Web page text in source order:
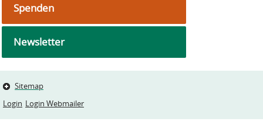
Spenden
Newsletter
Sitemap
Login Login Webmailer